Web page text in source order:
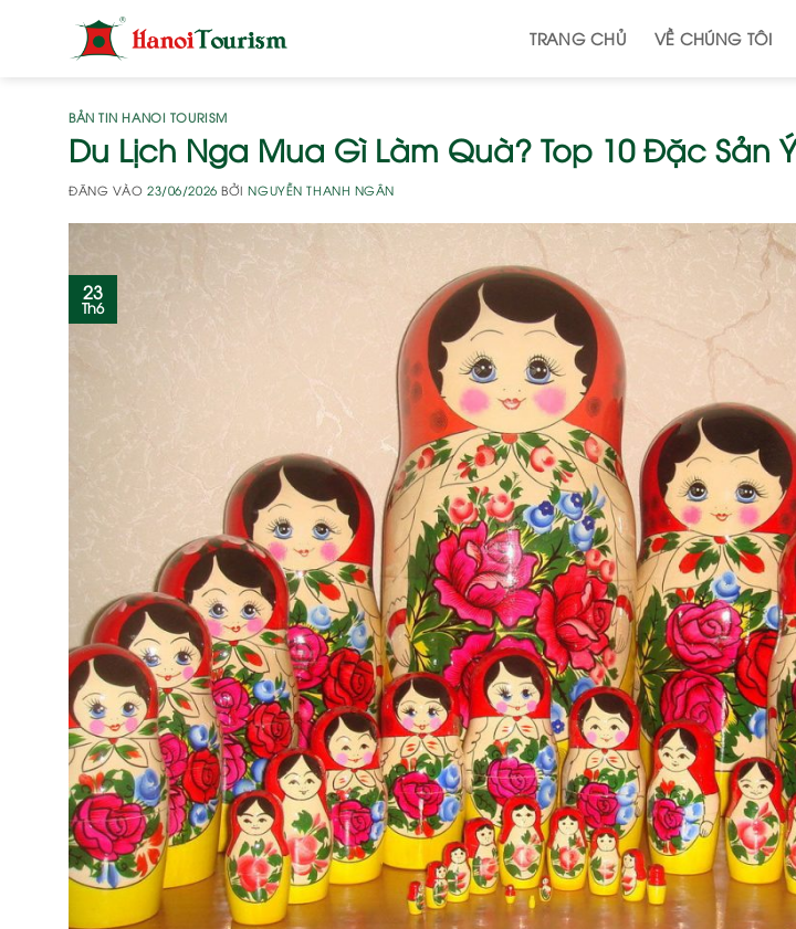
TRANG CHỦ VỀ CHÚNG TÔI
BẢN TIN HANOI TOURISM
Du Lịch Nga Mua Gì Làm Quà? Top 10 Đặc Sản
ĐĂNG VÀO23/06/2026 BỞINGUYỄN THANH NGÂN
23
Th6